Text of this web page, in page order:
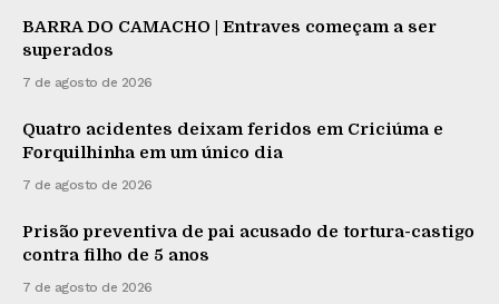
BARRA DO CAMACHO | Entraves começam a ser
superados
7 de agosto de 2026
Quatro acidentes deixam feridos em Criciúma e
Forquilhinha em um único dia
7 de agosto de 2026
Prisão preventiva de pai acusado de tortura-castigo
contra filho de 5 anos
7 de agosto de 2026